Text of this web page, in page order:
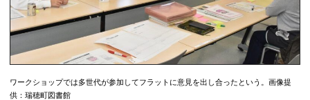
ワークショップでは多世代が参加してフラットに意見を出し合ったという。画像提
供：瑞穂町図書館